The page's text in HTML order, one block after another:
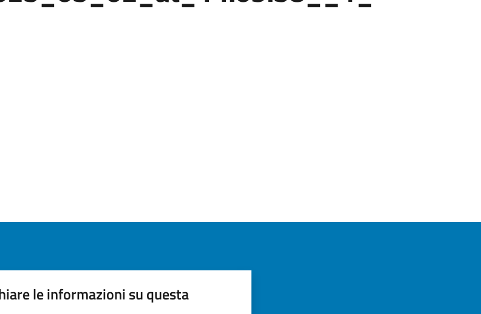
le informazioni su questa